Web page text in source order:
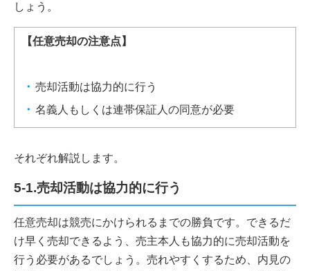
しょう。
【任意売却の注意点】
売却活動は協力的に行う
名義人もしくは連帯保証人の同意が必要
それぞれ解説します。
5-1.売却活動は協力的に行う
任意売却は競売にかけられるまでの勝負です。できるだ
け早く売却できるよう、売主本人も協力的に売却活動を
行う必要があるでしょう。売れやすくするため、内見の